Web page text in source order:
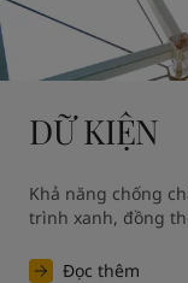
DỮ KIỆN
Khả năng chống
trình xanh, đồng
Đọc thêm